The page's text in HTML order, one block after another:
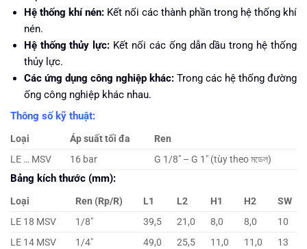
Hệ thống khí nén:Kết nối các thành phần trong hệ thống khí
nén.
Hệ thống thủy lực: Kết nối các ống dẫn dầu trong hệ thống
thủy lực.
Các ứng dụng công nghiệp khác:Trong các hệ thống đường
ống công nghiệp khác nhau.
Thông số kỹ thuật:
Loại Áp suất tối đa
Ren
LE … MSV
16 bar G 1/8″ – G 1″ (tùy theo মডেল)
Bảng kích thước (mm):
Loại Ren (Rp/R) L1 L2 H1 H2
SW
LE 18 MSV
1/8″ 39,5 21,0 8,0 8,0
10
LE 14 MSV
1/4″ 49,0 25,5 11,0 11,0
13